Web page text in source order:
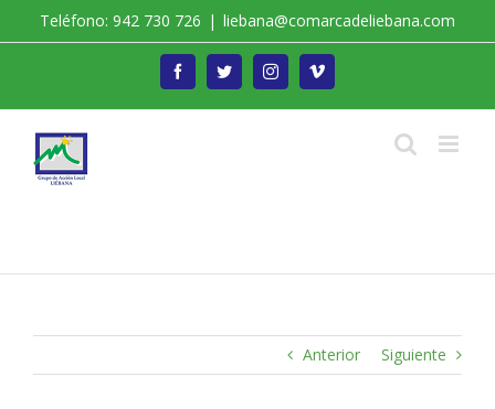
Teléfono: 942 730 726 | liebana@comarcadeliebana.com
FacebookTwitterInstagramVimeo
Anterior Siguiente